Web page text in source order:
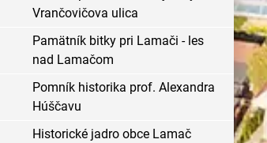
Vrančovičova ulica
Pamätník bitky pri Lamači - les
nad Lamačom
Pomník historika prof. Alexandra
Húščavu
Historické jadro obce Lamač